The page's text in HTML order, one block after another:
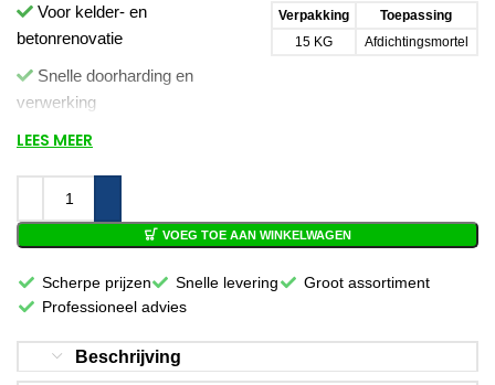
Voor kelder- en
betonrenovatie
Snelle doorharding en
verwerking
Voor kimmen, aansluitingen
Minerale basis
Verpakking
Toepassing
15 KG
Afdichtingsmortel
LEES MEER
VOEG TOE AAN WINKELWAGEN
Scherpe prijzen Snelle levering
Groot assortiment
Professioneel advies
Beschrijving